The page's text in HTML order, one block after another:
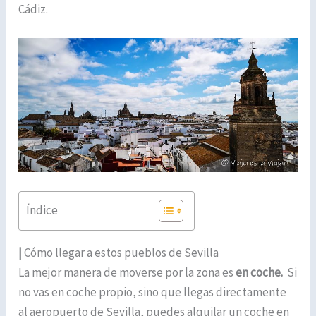
Cádiz.
Índice
|Cómo llegar a estos pueblos de Sevilla
La mejor manera de moverse por la zona esen coche. Si
no vas en coche propio, sino que llegas directamente
al aeropuerto de Sevilla, puedes alquilar un coche en